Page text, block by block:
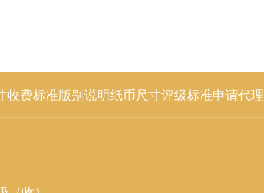
收费标准版别说明纸币尺寸评级标准申请代理